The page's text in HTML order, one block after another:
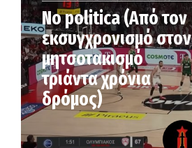
No politica (Από τον
εκσυγχρονισμό στον
μητσοτακισμό
τριάντα χρόνια
δρόμος)